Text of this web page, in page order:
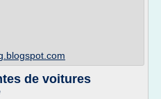
de voitures